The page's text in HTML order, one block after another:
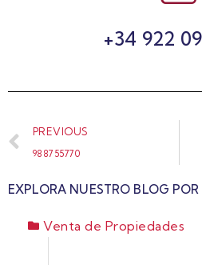
+34 922
PREVIOUS
988755770
EXPLORA NUESTRO BLOG
Venta de Propiedades